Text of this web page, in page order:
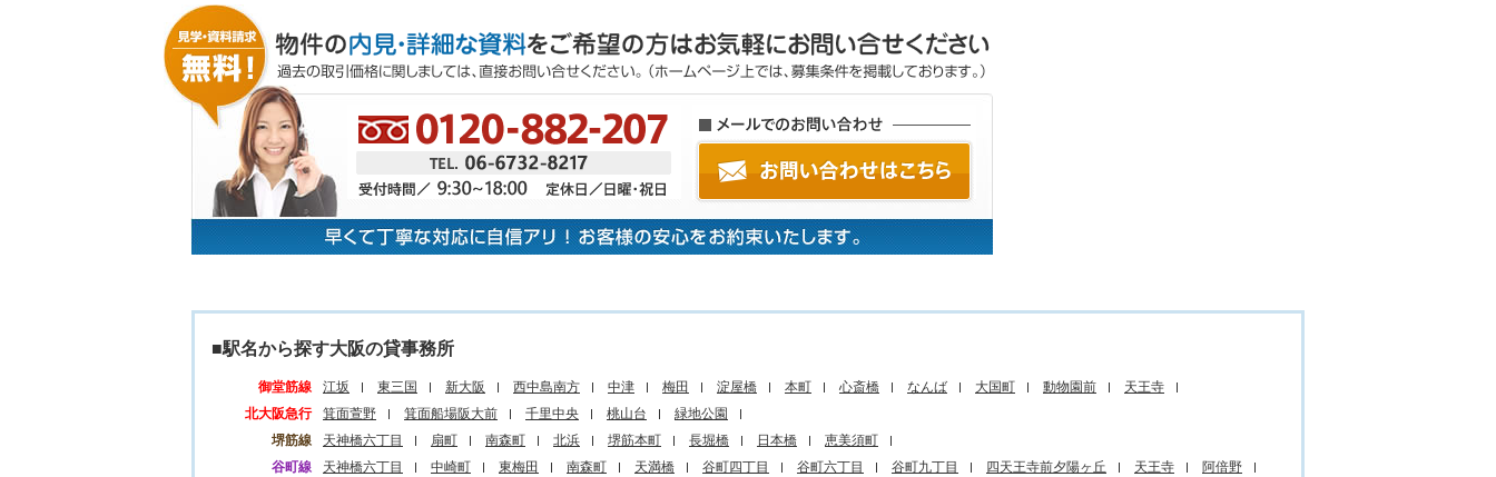
■駅名から探す大阪の貸事務所
御堂筋線 江坂 東三国 新大阪 西中島南方 中津 梅田 淀屋橋 本町 心斎橋 なんば 大国町 動物園前
天王寺
北大阪急行
箕面萱野 箕面船場阪大前 千里中央 桃山台
緑地公園
堺筋線
天神橋六丁目 扇町 南森町 北浜 堺筋本町 長堀橋 日本橋
恵美須町
谷町線
天神橋六丁目 中崎町 東梅田 南森町 天満橋 谷町四丁目 谷町六丁目 谷町九丁目 四天王寺前夕陽ヶ丘 天王寺
阿倍野